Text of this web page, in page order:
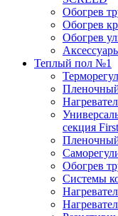
Обогрев
Обогрев
Обогрев
Теплый пол №1
секция
Обогрев
Системы